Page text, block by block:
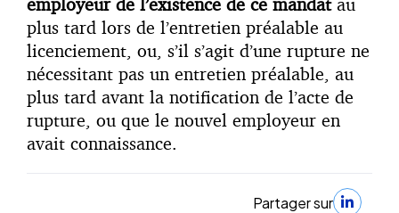
plus tard lors de l’entretien préalable au
licenciement, ou, s’il s’agit d’une rupture ne
nécessitant pas un entretien préalable, au
plus tard avant la notification de l’acte de
rupture, ou que le nouvel employeur en
avait connaissance.
Partager sur